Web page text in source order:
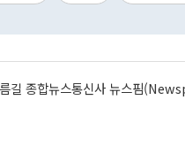
길 종합뉴스통신사 뉴스핌